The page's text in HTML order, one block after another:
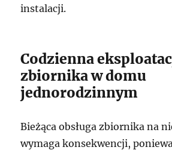
instalacji.
Codzienna
zbiornika w domu
jednorodzinnym
Bieżąca obsługa zbiornika na
wymaga konsekwencji,